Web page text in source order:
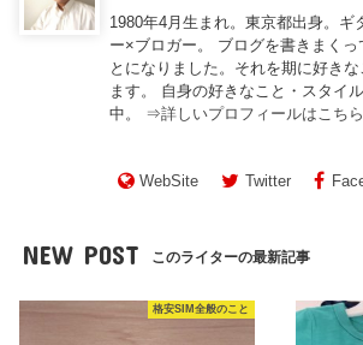
1980年4月生まれ。東京都出身。ギ
ー×ブロガー。 ブログを書きまくっ
とになりました。それを期に好き
ます。 自身の好きなこと・スタイ
中。 ⇒詳しいプロフィールはこちら
WebSite Twitter
NEW POST このライターの最新記事
格安SIM全般のこと